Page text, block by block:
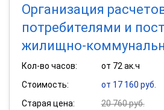
Организация
потребителями и
жилищно-
Кол-во часов:
от 72 ак.ч
Стоимость:
от 17 160 руб.
Старая цена:
20 760 руб.